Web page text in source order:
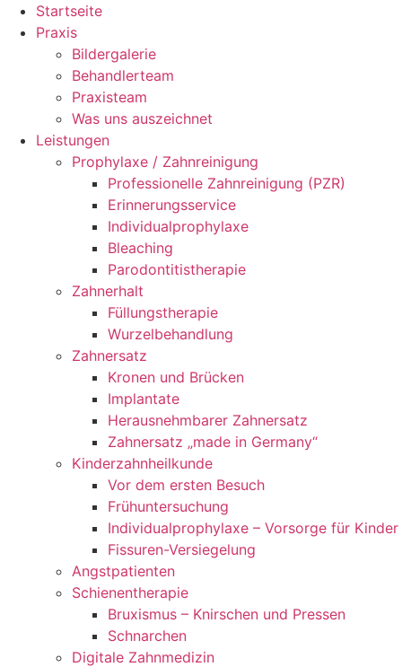
Startseite
Praxis
Bildergalerie
Behandlerteam
Praxisteam
Was uns auszeichnet
Leistungen
Prophylaxe / Zahnreinigung
Professionelle Zahnreinigung (PZR)
Erinnerungsservice ​
Individualprophylaxe
Bleaching
Parodontitistherapie
Zahnerhalt
Füllungstherapie
Wurzelbehandlung
Zahnersatz
Kronen und Brücken
Implantate
Herausnehmbarer Zahnersatz
Zahnersatz „made in Germany“
Kinderzahnheilkunde
Vor dem ersten Besuch
Frühuntersuchung
Individualprophylaxe – Vorsorge für Kinder
Fissuren-Versiegelung
Angstpatienten
Schienentherapie
Bruxismus – Knirschen und Pressen
Schnarchen
Digitale Zahnmedizin